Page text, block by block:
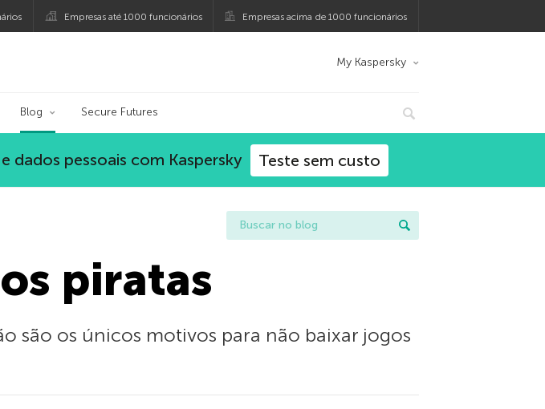
Empresas até 1000 funcionários Empresas acima de 1000 funcionários
My Kaspersky
Blog Secure Futures
dados pessoais com Kaspersky Teste sem custo
piratas
são os únicos motivos para não baixar jogos